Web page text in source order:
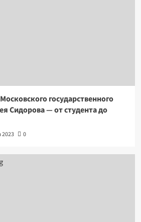
государственного
Сидорова — от студента до
2023 0